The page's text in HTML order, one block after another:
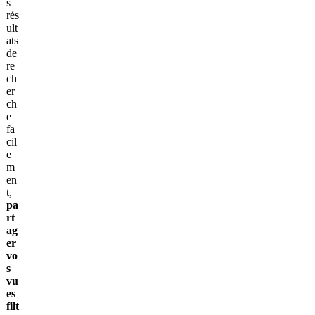
rés
ult
ats
de
re
ch
er
ch
e
fa
cil
e
m
en
t,
pa
rt
ag
er
vo
s
vu
es
filt